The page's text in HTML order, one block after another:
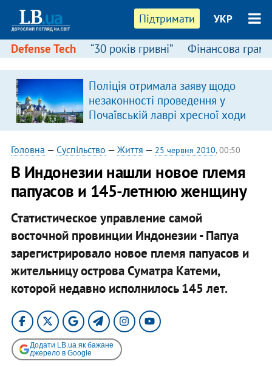
Підтримати УКР
Defense Tech “30 років гривні” Фінансова
Поліція отримала заяву щодо
незаконності проведення у
Почаївській лаврі хресної ходи
Головна — Суспільство — Життя — 25 червня 2010, 00:50
В Индонезии нашли новое племя
папуасов и 145-летнюю женщину
Статистическое управление самой
восточной провинции Индонезии - Папуа
зарегистрировало новое племя папуасов и
жительницу острова Суматра Катеми,
которой недавно исполнилось 145 лет.
Додати LB.ua як бажане
джерело в Google